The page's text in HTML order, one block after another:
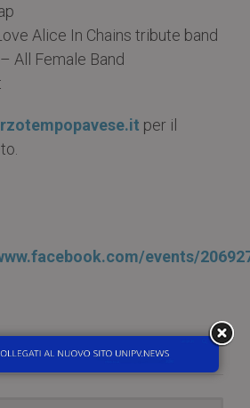
Alice In Chains tribute band
All Female Band
per il
events/